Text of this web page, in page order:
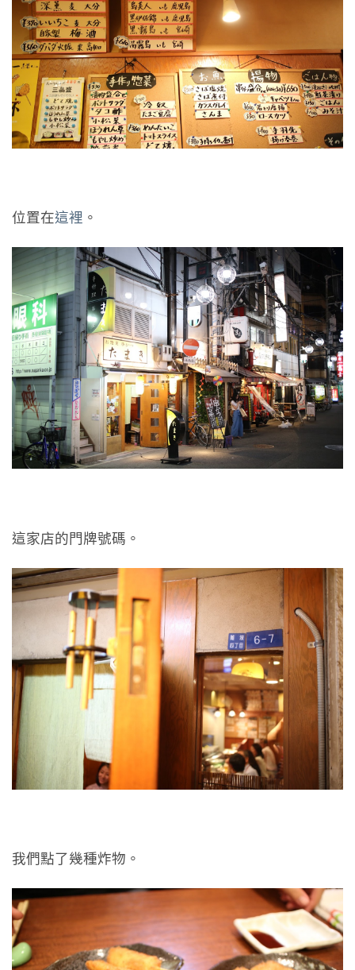
位置在這裡 。
這家店的門牌號碼。
我們點了幾種炸物。